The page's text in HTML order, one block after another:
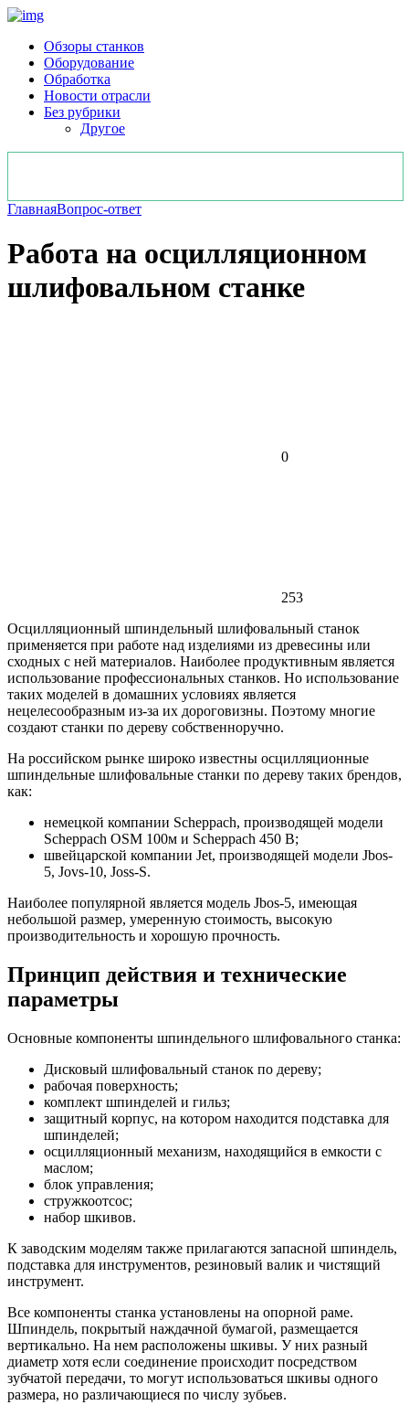
Обзоры станков
Оборудование
Обработка
Новости отрасли
Без рубрики
Другое
ГлавнаяВопрос-ответ
Работа на осцилляционном
шлифовальном станке
0
253
Осцилляционный шпиндельный шлифовальный станок
применяется при работе над изделиями из древесины или
сходных с ней материалов. Наиболее продуктивным является
использование профессиональных станков. Но использование
таких моделей в домашних условиях является
нецелесообразным из-за их дороговизны. Поэтому многие
создают станки по дереву собственноручно.
На российском рынке широко известны осцилляционные
шпиндельные шлифовальные станки по дереву таких брендов,
как:
немецкой компании Scheppach, производящей модели
Scheppach OSM 100м и Scheppach 450 B;
швейцарской компании Jet, производящей модели Jbos-
5, Jovs-10, Joss-S.
Наиболее популярной является модель Jbos-5, имеющая
небольшой размер, умеренную стоимость, высокую
производительность и хорошую прочность.
Принцип действия и технические
параметры
Основные компоненты шпиндельного шлифовального станка:
Дисковый шлифовальный станок по дереву;
рабочая поверхность;
комплект шпинделей и гильз;
защитный корпус, на котором находится подставка для
шпинделей;
осцилляционный механизм, находящийся в емкости с
маслом;
блок управления;
стружкоотсос;
набор шкивов.
К заводским моделям также прилагаются запасной шпиндель,
подставка для инструментов, резиновый валик и чистящий
инструмент.
Все компоненты станка установлены на опорной раме.
Шпиндель, покрытый наждачной бумагой, размещается
вертикально. На нем расположены шкивы. У них разный
диаметр хотя если соединение происходит посредством
зубчатой передачи, то могут использоваться шкивы одного
размера, но различающиеся по числу зубьев.